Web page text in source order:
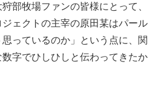
部牧場ファンの皆様にとって、
ジェクトの主宰の原田某はパール
っているのか」という点に、関
字でひしひしと伝わってきたか